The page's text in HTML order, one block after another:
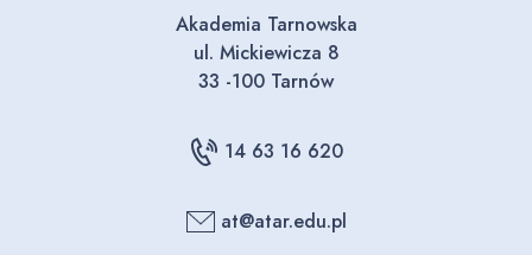
Akademia Tarnowska
ul. Mickiewicza 8
33 -100 Tarnów
14 63 16 620
at@atar.edu.pl